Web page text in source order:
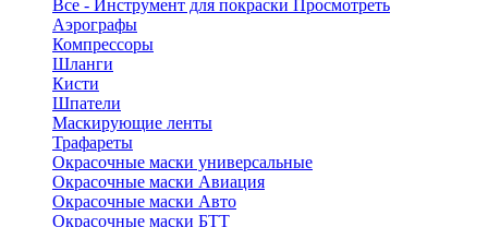
Все - Инструмент для покраски Просмотреть
Аэрографы
Компрессоры
Шланги
Кисти
Шпатели
Маскирующие ленты
Трафареты
Окрасочные маски универсальные
Окрасочные маски Авиация
Окрасочные маски Авто
Окрасочные маски БТТ